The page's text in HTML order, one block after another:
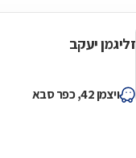
זליגמן יעקב
ויצמן 42, כפר סבא